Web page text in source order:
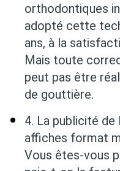
orthodontiques
adopté cette
ans, à la
Mais toute
peut pas être
de gouttière.
4. La publicité de
affiches format
Vous êtes-vous